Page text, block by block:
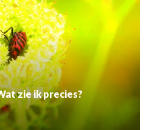
zie ik precies?